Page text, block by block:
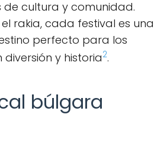
de cultura y comunidad.
rakia, cada festival es una
perfecto para los
y historia2.
búlgara